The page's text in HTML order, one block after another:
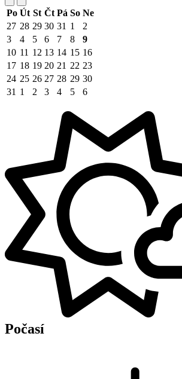
Po Út St Čt Pá So Ne
27 28 29 30 31 1
2
3
4 5 6 7 8
9
10 11 12 13 14 15 16
17 18 19 20 21 22 23
24 25 26 27 28 29 30
31 1 2 3 4 5 6
Počasí